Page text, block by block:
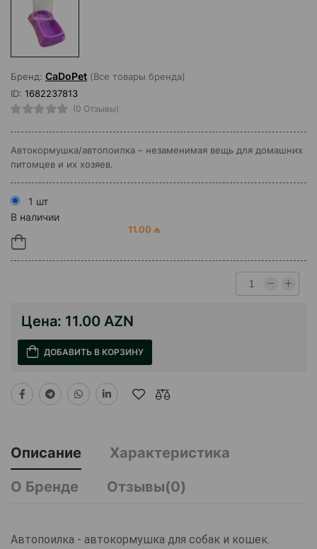
Бренд: CaDoPet (Все товары бренда)
ID: 1682237813
(0 Отзывы)
Автокормушка/автопоилка – незаменимая вещь для домашних
питомцев и их хозяев.
1 шт
В наличии
11.00 ₼
Цена: 11.00 AZN
ДОБАВИТЬ В КОРЗИНУ
Описание
Характеристика
О Бренде
Отзывы(0)
Автопоилка - автокормушка для собак и кошек.